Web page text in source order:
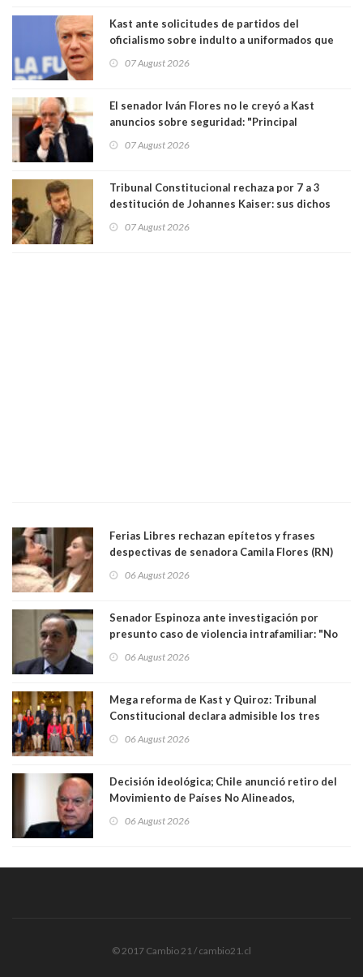
Kast ante solicitudes de partidos del
oficialismo sobre indulto a uniformados que
07 August 2026
El senador Iván Flores no le creyó a Kast
anuncios sobre seguridad: "Principal
perseguir ruta del dinero y levantar secreto
07 August 2026
Tribunal Constitucional rechaza por 7 a 3
destitución de Johannes Kaiser: sus dichos
justicia constitucional porque no es diputado
07 August 2026
Ferias Libres rechazan epítetos y frases
despectivas de senadora Camila Flores (RN)
06 August 2026
Senador Espinoza ante investigación por
presunto caso de violencia intrafamiliar: "No
antecedentes a Tribunal Supremo
06 August 2026
Mega reforma de Kast y Quiroz: Tribunal
Constitucional declara admisible los tres
06 August 2026
Decisión ideológica; Chile anunció retiro del
Movimiento de Países No Alineados,
1971. Excanciller Insulza lamentó decisión
06 August 2026
© 2017 Cambio 21 / cambio21.cl